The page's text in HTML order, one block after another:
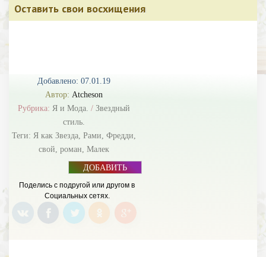
Добавлено: 07.01.19
Автор: Atcheson
Рубрика: Я и Мода. / Звездный
стиль.
Теги: Я как Звезда, Рами, Фредди,
свой, роман, Малек
ДОБАВИТЬ
Поделись с подругой или другом в
Социальных сетях.
Оставить свои восхищения